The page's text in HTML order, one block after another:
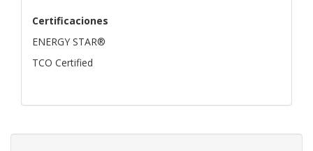
Certificaciones
ENERGY STAR®
TCO Certified